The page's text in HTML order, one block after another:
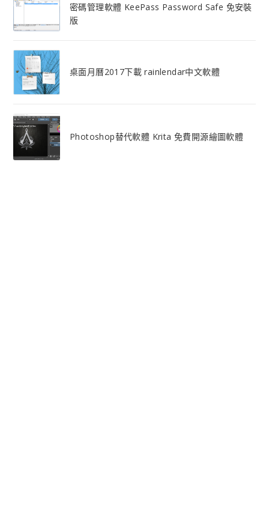
密碼管理軟體 KeePass Password Safe 免安裝
版
桌面月曆2017下載 rainlendar中文軟體
Photoshop替代軟體 Krita 免費開源繪圖軟體